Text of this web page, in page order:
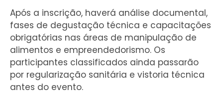
Após a inscrição, haverá análise documental,
fases de degustação técnica e capacitações
obrigatórias nas áreas de manipulação de
alimentos e empreendedorismo. Os
participantes classificados ainda passarão
por regularização sanitária e vistoria técnica
antes do evento.